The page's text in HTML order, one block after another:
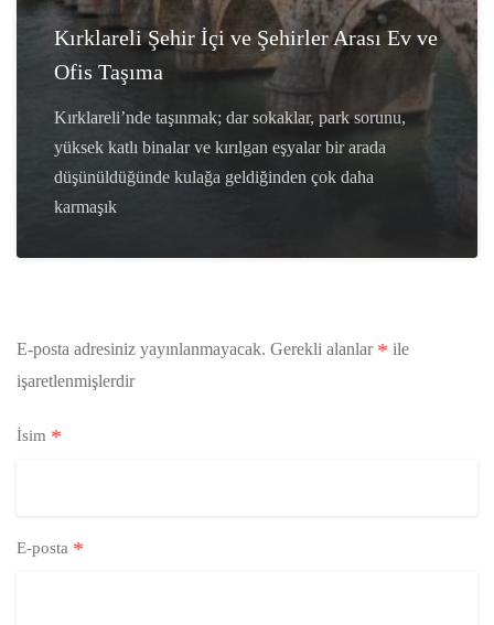
Kırklareli Şehir İçi ve Şehirler Arası Ev ve
Ofis Taşıma
Kırklareli’nde taşınmak; dar sokaklar, park sorunu,
yüksek katlı binalar ve kırılgan eşyalar bir arada
düşünüldüğünde kulağa geldiğinden çok daha
karmaşık
E-posta adresiniz yayınlanmayacak. Gerekli alanlar * ile
işaretlenmişlerdir
İsim *
E-posta *